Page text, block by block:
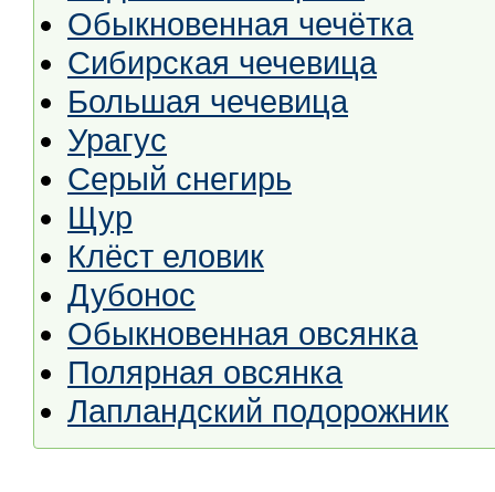
Обыкновенная чечётка
Сибирская чечевица
Большая чечевица
Урагус
Серый снегирь
Щур
Клёст еловик
Дубонос
Обыкновенная овсянка
Полярная овсянка
Лапландский подорожник